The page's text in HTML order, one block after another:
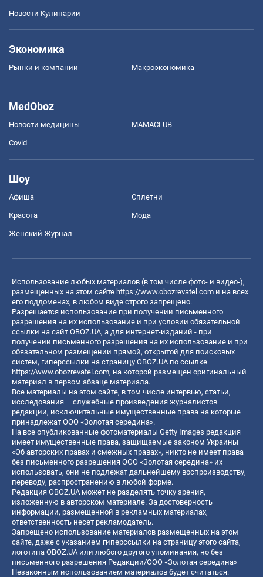
Новости Кулинарии
Экономика
Рынки и компании Mакроэкономика
MedOboz
Новости медицины MAMACLUB
Covid
Шоу
Афиша Сплетни
Красота Мода
Женский Журнал
Использование любых материалов (в том числе фото- и видео-),
размещенных на этом сайте https://www.obozrevatel.com и на всех
его поддоменах, в любом виде строго запрещено.
Разрешается использование при получении письменного
разрешения на их использование и при условии обязательной
ссылки на сайт OBOZ.UA, а для интернет-изданий - при
получении письменного разрешения на их использование и при
обязательном размещении прямой, открытой для поисковых
систем, гиперссылки на страницу OBOZ.UA по ссылке
https://www.obozrevatel.com, на которой размещен оригинальный
материал в первом абзаце материала.
Все материалы на этом сайте, в том числе интервью, статьи,
исследования – служебные произведения журналистов
редакции, исключительные имущественные права на которые
принадлежат ООО «Золотая середина».
На все опубликованные фотоматериалы Getty Images редакция
имеет имущественные права, защищаемые законом Украины
«Об авторских правах и смежных правах», никто не имеет права
без письменного разрешения ООО «Золотая середина» их
использовать, они не подлежат дальнейшему воспроизводству,
переводу, распространению в любой форме.
Редакция OBOZ.UA может не разделять точку зрения,
изложенную в авторском материале. За достоверность
информации, размещенной в рекламных материалах,
ответственность несет рекламодатель.
Запрещено использование материалов размещенных на этом
сайте, даже с указанием гиперссылки на страницу этого сайта,
логотипа OBOZ.UA или любого другого упоминания, но без
письменного разрешения Редакции/ООО «Золотая середина»
Незаконным использованием материалов будет считаться: